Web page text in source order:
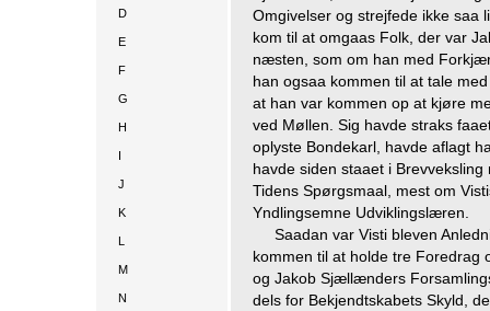
D
E
F
G
H
I
J
K
L
M
N
Omgivelser og strejfede ikke saa
kom til at omgaas Folk, der var
næsten, som om han med
han ogsaa kommen til at tale
at han var kommen op at kjøre
ved Møllen. Sig havde straks
oplyste Bondekarl, havde aflagt
havde siden staaet i
Tidens Spørgsmaal, mest om
Yndlingsemne Udviklingslæren.
Saadan var Visti bleven
kommen til at holde tre Foredrag
og Jakob Sjællænders
dels for Bekjendtskabets Skyld,